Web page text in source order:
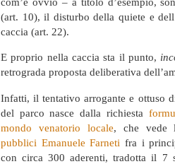
(art. 10), il disturbo della quiete e
caccia (art. 22).
E proprio nella caccia sta il punto,
retrograda proposta deliberativa
Infatti, il tentativo arrogante e ottuso
del parco nasce dalla richiesta
mondo venatorio locale, che vede
pubblici Emanuele Farneti fra i
con circa 300 aderenti, tradotta il 7